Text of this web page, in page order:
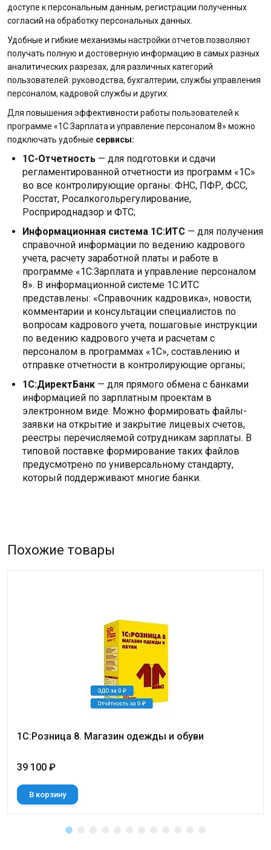
доступе к персональным данным, регистрации полученных
согласий на обработку персональных данных.
Удобные и гибкие механизмы настройки отчетов позволяют
получать полную и достоверную информацию в самых разных
аналитических разрезах, для различных категорий
пользователей: руководства, бухгалтерии, службы управления
персоналом, кадровой службы и других.
Для повышения эффективности работы пользователей к
программе «1С:Зарплата и управление персоналом 8» можно
подключать удобные сервисы:
1С-Отчетность — для подготовки и сдачи
регламентированной отчетности из программ «1С»
во все контролирующие органы: ФНС, ПФР, ФСС,
Росстат, Росалкогольрегулирование,
Росприроднадзор и ФТС;
Информационная система 1С:ИТС — для получения
справочной информации по ведению кадрового
учета, расчету заработной платы и работе в
программе «1С:Зарплата и управление персоналом
8». В информационной системе 1С:ИТС
представлены: «Справочник кадровика», новости,
комментарии и консультации специалистов по
вопросам кадрового учета, пошаговые инструкции
по ведению кадрового учета и расчетам с
персоналом в программах «1С», составлению и
отправке отчетности в контролирующие органы;
1С:ДиректБанк — для прямого обмена с банками
информацией по зарплатным проектам в
электронном виде. Можно формировать файлы-
заявки на открытие и закрытие лицевых счетов,
реестры перечисляемой сотрудникам зарплаты. В
типовой поставке формирование таких файлов
предусмотрено по универсальному стандарту,
который поддерживают многие банки.
Похожие товары
1С:Розница 8. Магазин одежды и обуви
39 100 ₽
В корзину